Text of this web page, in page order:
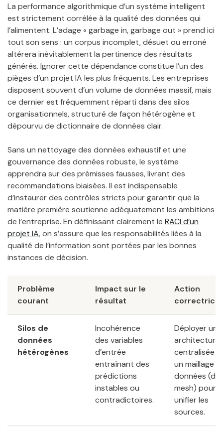
La performance algorithmique d’un système intelligent
est strictement corrélée à la qualité des données qui
l’alimentent. L’adage « garbage in, garbage out » prend ici
tout son sens : un corpus incomplet, désuet ou erroné
altérera inévitablement la pertinence des résultats
générés. Ignorer cette dépendance constitue l’un des
pièges d’un projet IA les plus fréquents. Les entreprises
disposent souvent d’un volume de données massif, mais
ce dernier est fréquemment réparti dans des silos
organisationnels, structuré de façon hétérogène et
dépourvu de dictionnaire de données clair.
Sans un nettoyage des données exhaustif et une
gouvernance des données robuste, le système
apprendra sur des prémisses fausses, livrant des
recommandations biaisées. Il est indispensable
d’instaurer des contrôles stricts pour garantir que la
matière première soutienne adéquatement les ambitions
de l’entreprise. En définissant clairement le RACI d’un
projet IA, on s’assure que les responsabilités liées à la
qualité de l’information sont portées par les bonnes
instances de décision.
Problème
courant
Impact sur le
résultat
Action
correctrice
Silos de
données
hétérogènes
Incohérence
des variables
d’entrée
entraînant des
prédictions
instables ou
contradictoires.
Déployer une
architecture
centralisée
un maillage
données
mesh) pour
unifier les
sources.